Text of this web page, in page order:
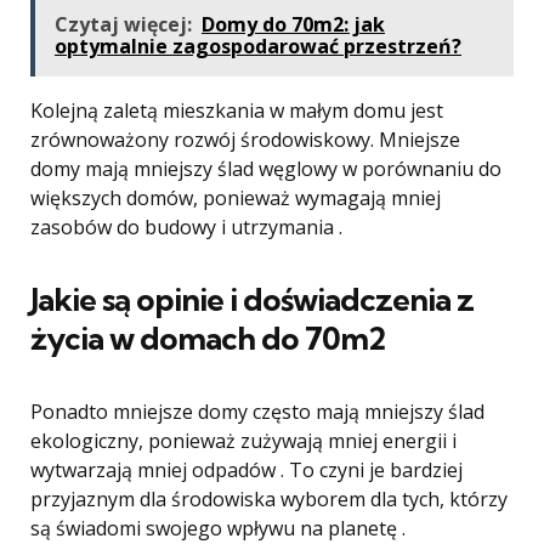
Czytaj więcej: Domy do 70m2: jak
optymalnie zagospodarować przestrzeń?
Kolejną zaletą mieszkania w małym domu jest
zrównoważony rozwój środowiskowy. Mniejsze
domy mają mniejszy ślad węglowy w porównaniu do
większych domów, ponieważ wymagają mniej
zasobów do budowy i utrzymania .
Jakie są opinie i doświadczenia z
życia w domach do 70m2
Ponadto mniejsze domy często mają mniejszy ślad
ekologiczny, ponieważ zużywają mniej energii i
wytwarzają mniej odpadów . To czyni je bardziej
przyjaznym dla środowiska wyborem dla tych, którzy
są świadomi swojego wpływu na planetę .